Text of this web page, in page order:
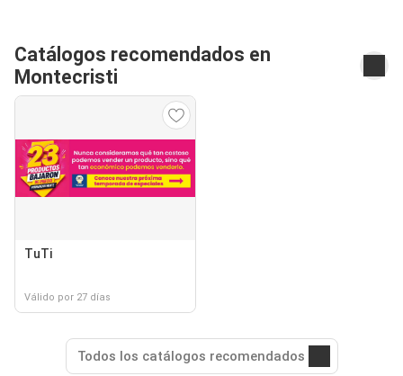
Catálogos recomendados en
Montecristi
TuTi
Válido por 27 días
Todos los catálogos recomendados